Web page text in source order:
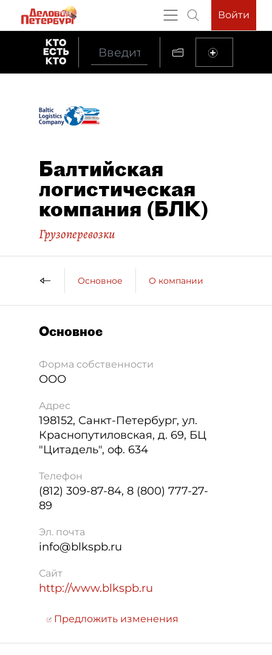
Войти
Балтийская
логистическая
компания (БЛК)
Грузоперевозки
Основное О компании
Основное
Форма собственности
ООО
Адрес
198152, Санкт-Петербург, ул.
Краснопутиловская, д. 69, БЦ
"Цитадель", оф. 634
Телефон
(812) 309-87-84, 8 (800) 777-27-
89
Эл. почта
info@blkspb.ru
Сайт
http://www.blkspb.ru
Предложить изменения